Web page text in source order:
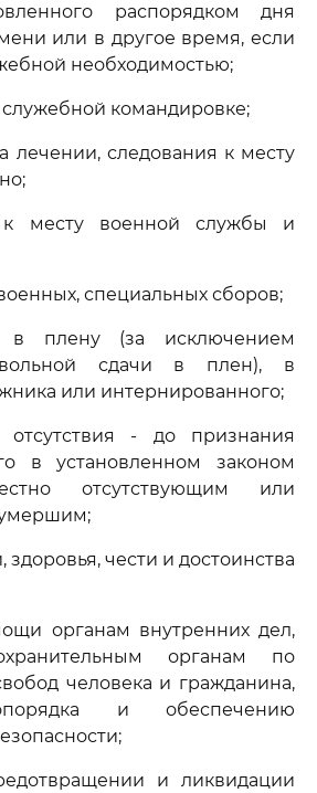
распорядком дня
или в другое время, если
необходимостью;
командировке;
лечении, следования к месту
к месту военной службы и
специальных сборов;
в плену (за исключением
сдачи в плен), в
или интернированного;
отсутствия - до признания
в установленном законом
отсутствующим или
чести и достоинства
органам внутренних дел,
органам по
человека и гражданина,
и обеспечению
и ликвидации